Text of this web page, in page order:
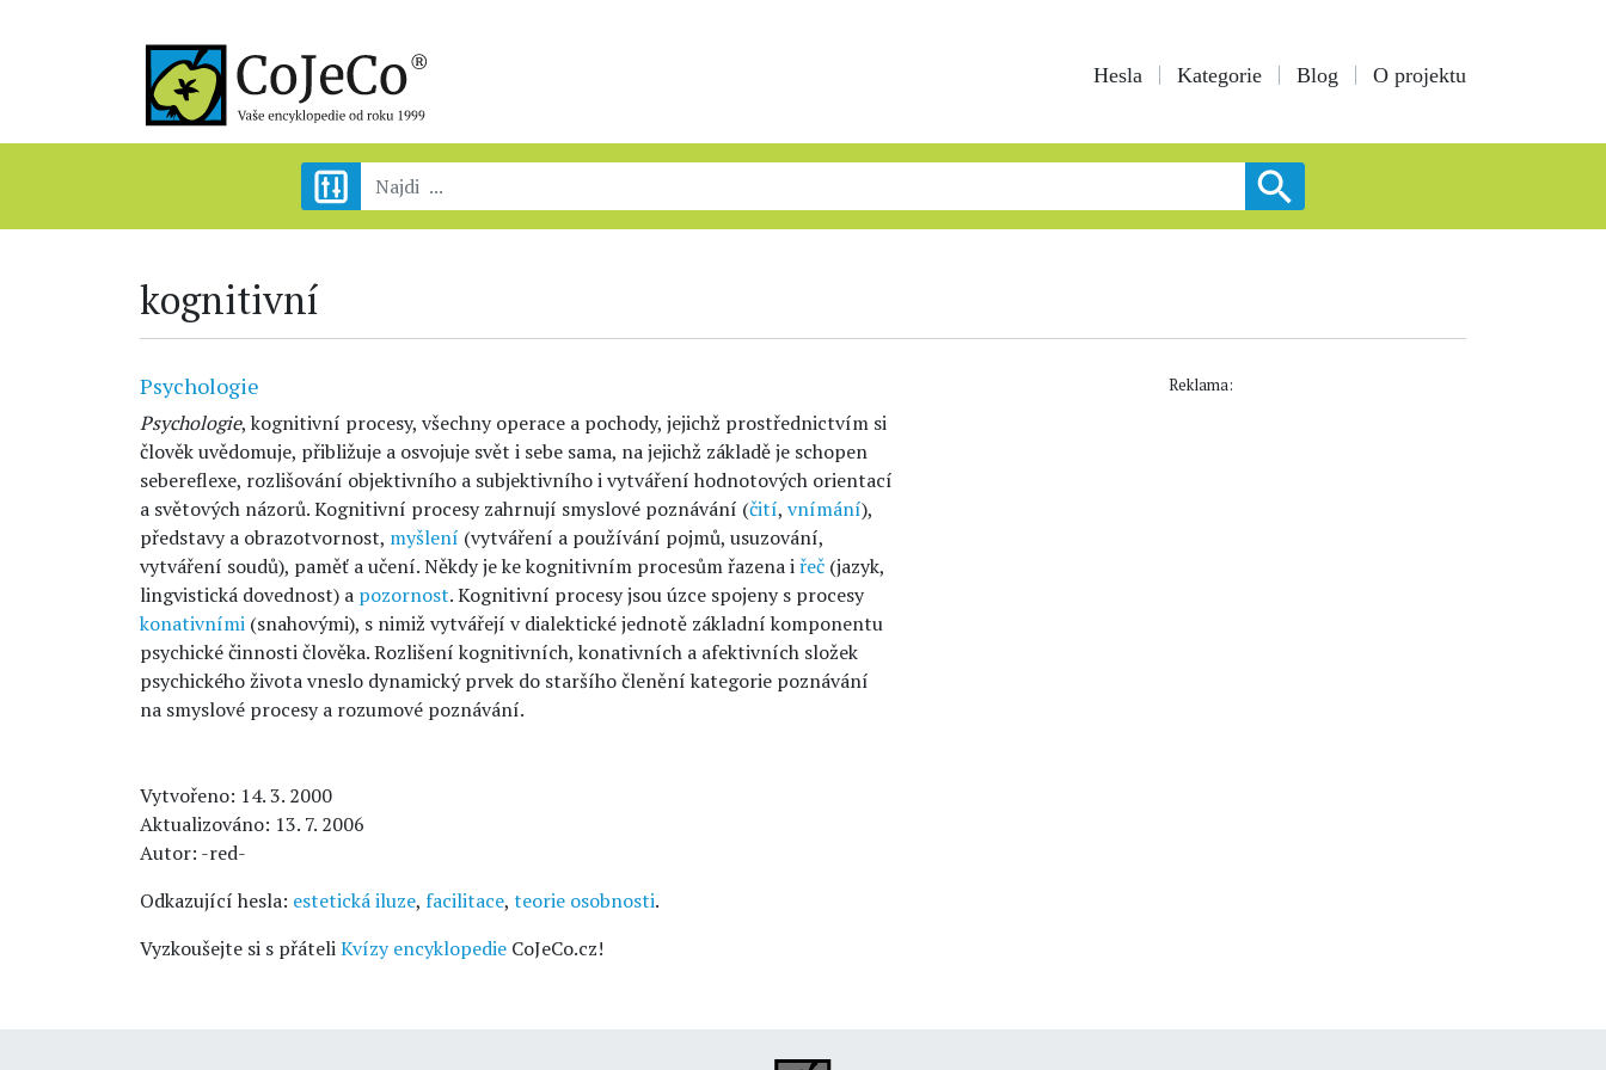
Hesla Kategorie Blog O projektu
kognitivní
Psychologie
Psychologie, kognitivní procesy, všechny operace a pochody, jejichž prostřednictvím si
člověk uvědomuje, přibližuje a osvojuje svět i sebe sama, na jejichž základě je schopen
sebereflexe, rozlišování objektivního a subjektivního i vytváření hodnotových orientací
a světových názorů. Kognitivní procesy zahrnují smyslové poznávání (čití, vnímání),
představy a obrazotvornost, myšlení (vytváření a používání pojmů, usuzování,
vytváření soudů), paměť a učení. Někdy je ke kognitivním procesům řazena iřeč (jazyk,
lingvistická dovednost) a pozornost. Kognitivní procesy jsou úzce spojeny s procesy
konativními (snahovými), s nimiž vytvářejí v dialektické jednotě základní komponentu
psychické činnosti člověka. Rozlišení kognitivních, konativních a afektivních složek
psychického života vneslo dynamický prvek do staršího členění kategorie poznávání
na smyslové procesy a rozumové poznávání.
Vytvořeno: 14. 3. 2000
Aktualizováno: 13. 7. 2006
Autor: -red-
Odkazující hesla: estetická iluze, facilitace, teorie osobnosti.
Vyzkoušejte si s přáteliKvízy encyklopedie CoJeCo.cz!
Reklama: